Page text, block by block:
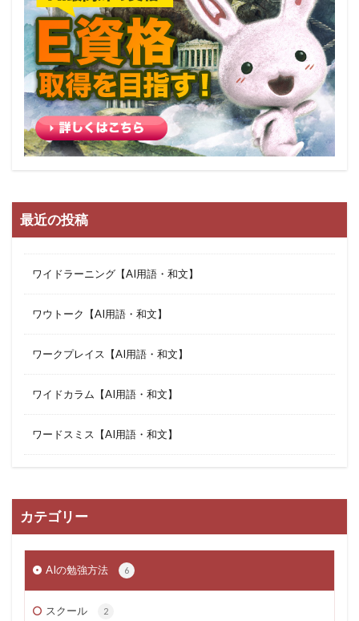
最近の投稿
ワイドラーニング【AI用語・和文】
ワウトーク【AI用語・和文】
ワークプレイス【AI用語・和文】
ワイドカラム【AI用語・和文】
ワードスミス【AI用語・和文】
カテゴリー
AIの勉強方法 6
スクール 2